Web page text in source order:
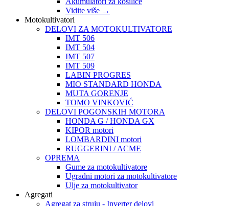
Vidite više →
Motokultivatori
DELOVI ZA MOTOKULTIVATORE
IMT 506
IMT 504
IMT 507
IMT 509
LABIN PROGRES
MIO STANDARD HONDA
MUTA GORENJE
TOMO VINKOVIĆ
DELOVI POGONSKIH MOTORA
HONDA G / HONDA GX
KIPOR motori
LOMBARDINI motori
RUGGERINI / ACME
OPREMA
Gume za motokultivatore
Ugradni motori za motokultivatore
Ulje za motokultivator
Agregati
Agregat za struju - Inverter delovi